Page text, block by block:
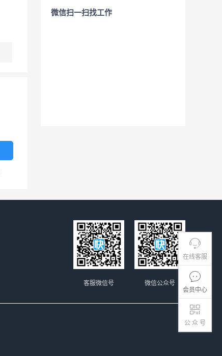
在线客服
会员中心
公 众 号
微信扫一扫找工作
微信公众号
客服微信号